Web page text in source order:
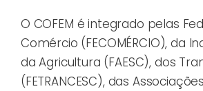
O COFEM é integrado pelas
Comércio (FECOMÉRCIO), da
da Agricultura (FAESC), dos
(FETRANCESC), das